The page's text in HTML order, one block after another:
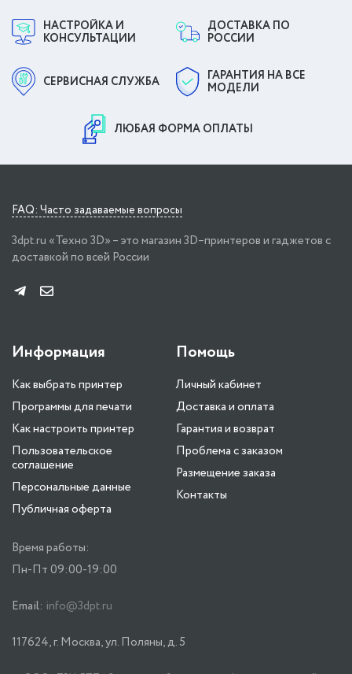
НАСТРОЙКА И
КОНСУЛЬТАЦИИ
ДОСТАВКА ПО
РОССИИ
СЕРВИСНАЯ СЛУЖБА
ГАРАНТИЯ НА ВСЕ
МОДЕЛИ
ЛЮБАЯ ФОРМА ОПЛАТЫ
FAQ: Часто задаваемые вопросы
3dpt.ru «Техно 3D» – это магазин 3D–принтеров и гаджетов с
доставкой по всей России
Информация
Как выбрать принтер
Программы для печати
Как настроить принтер
Пользовательское
соглашение
Персональные данные
Публичная оферта
Помощь
Личный кабинет
Доставка и оплата
Гарантия и возврат
Проблема с заказом
Размещение заказа
Контакты
Время работы:
Пн-Пт 09:00-19:00
Email: info@3dpt.ru
117624, г. Москва, ул. Поляны, д. 5